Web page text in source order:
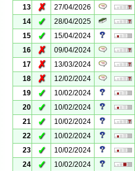
13
✗ 27/04/2026
14
✓ 28/04/2025
15
✓ 15/04/2024
16
✗ 09/04/2024
17
✗ 13/03/2024
18
✗ 12/02/2024
19
✓ 10/02/2024
20
✓ 10/02/2024
21
✓ 10/02/2024
22
✓ 10/02/2024
23
✓ 10/02/2024
24
✓ 10/02/2024